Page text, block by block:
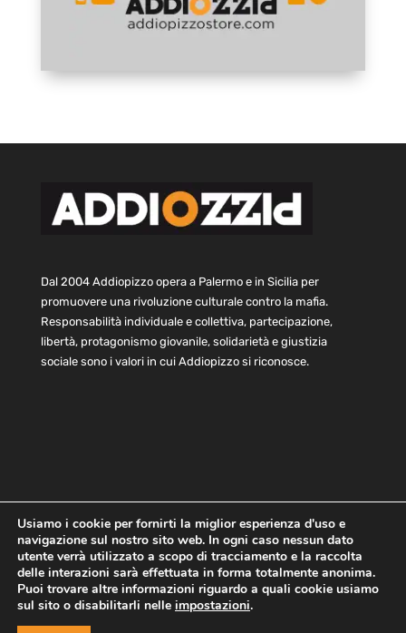
Dal 2004 Addiopizzo opera a Palermo e in Sicilia per
promuovere una rivoluzione culturale contro la mafia.
Responsabilità individuale e collettiva, partecipazione,
libertà, protagonismo giovanile, solidarietà e giustizia
sociale sono i valori in cui Addiopizzo si riconosce.
Home Statuto e bilancio
Contatti
Privacy
Cookie Child Protection Policy
Copyright © 2021 AddioPizzo | Tutti i diritti riservati | Sede
Usiamo i cookie per fornirti la miglior esperienza d'uso e
navigazione sul nostro sito web. In ogni caso nessun dato
utente verrà utilizzato a scopo di tracciamento e la raccolta
delle interazioni sarà effettuata in forma totalmente anonima.
Puoi trovare altre informazioni riguardo a quali cookie usiamo
sul sito o disabilitarli nelle impostazioni.